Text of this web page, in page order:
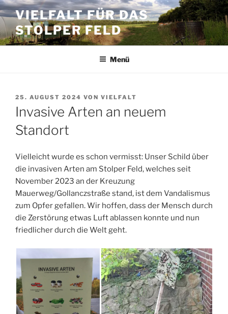
Zum
Inhalt
springen
VIELFALT FÜR DAS
STOLPER FELD
Menü
VERÖFFENTLICHT
AM
25. AUGUST 2024 VON VIELFALT
Invasive Arten an neuem
Standort
Vielleicht wurde es schon vermisst: Unser Schild über
die invasiven Arten am Stolper Feld, welches seit
November 2023 an der Kreuzung
Mauerweg/Gollanczstraße stand, ist dem Vandalismus
zum Opfer gefallen. Wir hoffen, dass der Mensch durch
die Zerstörung etwas Luft ablassen konnte und nun
friedlicher durch die Welt geht.